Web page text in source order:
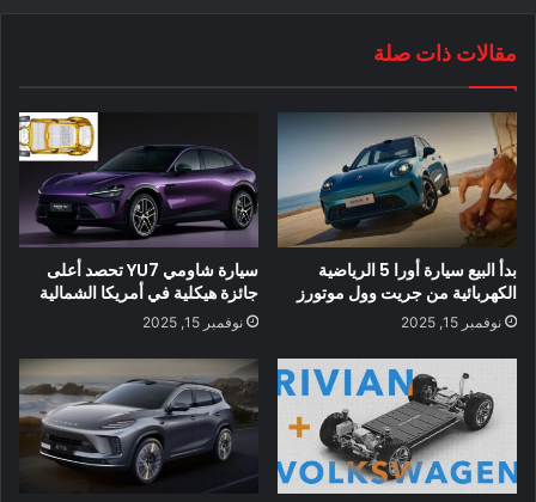
العالم
في نوفمبر 2020 ، وصل عدد محطات الشحن إلى 20 ألف محطة.
اعتبارًا من نهاية شهر مارس ، كان هناك 24515 رابطًا فرديًا وحوالي
2700 محطة ، مما يعني أنه يوجد في المتوسط ​​أكثر من 9 أكشاك
شحن لكل محطة.
شحن على مستوى العالم. في مثل هذا المعدل المرتفع من التوسع ،
يجب أن تكون Tesla قادرة على الوصول إلى 30000 بحلول نهاية
عام 2021
مقالات ذات صلة
بدأ البيع سيارة أورا 5 الرياضية
الكهربائية من جريت وول موتورز
نوفمبر 15, 2025
سيارة شاومي YU7 تحصد أعلى
جائزة هيكلية في أمريكا الشمالية
نوفمبر 15, 2025